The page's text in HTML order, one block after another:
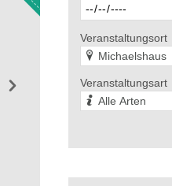
Bildrechte: Stadt Gelsenkirchen
26. August 2026
Veranstaltungsort
Michaelshaus
Veranstaltungsart
Alle Arten